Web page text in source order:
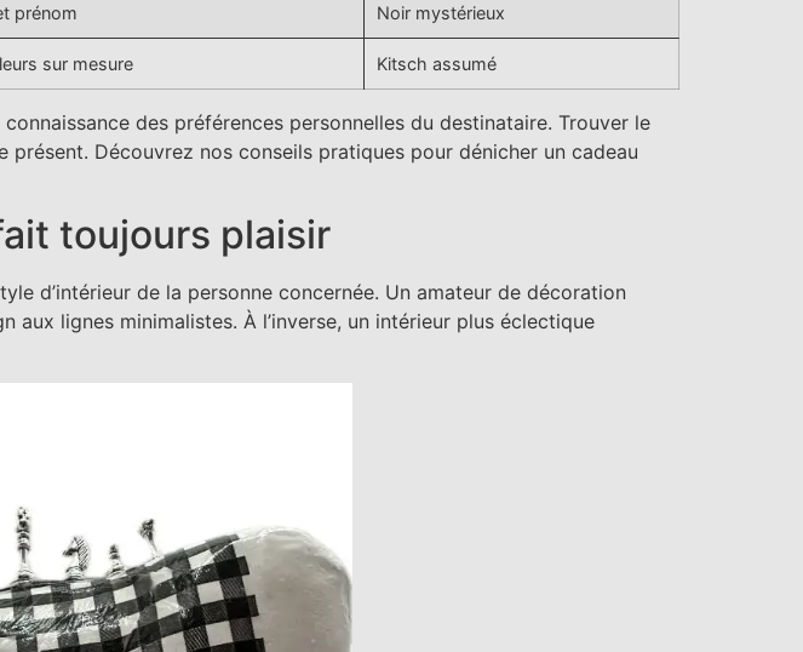
prénom Noir mystérieux
sur mesure Kitsch assumé
des préférences personnelles du destinataire. Trouver le
Découvrez nos conseils pratiques pour dénicher un cadeau
toujours plaisir
d’intérieur de la personne concernée. Un amateur de décoration
aux lignes minimalistes. À l’inverse, un intérieur plus éclectique